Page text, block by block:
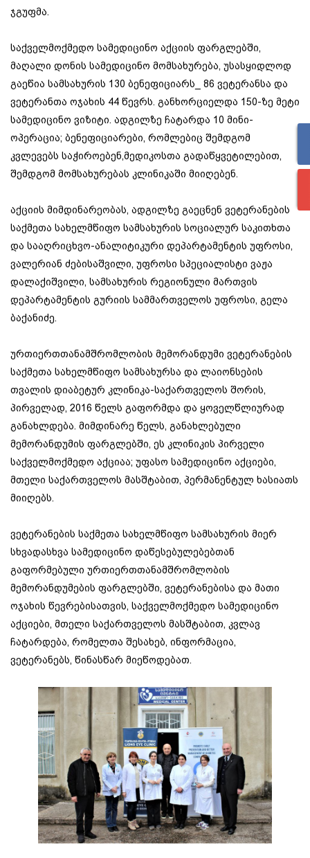
ჯგუფმა.
საქველმოქმედო სამედიცინო აქციის ფარგლებში,
მაღალი დონის სამედიცინო მომსახურება, უსასყიდლოდ
გაეწია სამსახურის 130 ბენეფიციარს_ 86 ვეტერანსა და
ვეტერანთა ოჯახის 44 წევრს. განხორციელდა 150-ზე მეტი
სამედიცინო ვიზიტი. ადგილზე ჩატარდა 10 მინი-
ოპერაცია; ბენეფიციარები, რომლებიც შემდგომ
კვლევებს საჭიროებენ,მედიკოსთა გადაწყვეტილებით,
შემდგომ მომსახურებას კლინიკაში მიიღებენ.
აქციის მიმდინარეობას, ადგილზე გაეცნენ ვეტერანების
საქმეთა სახელმწიფო სამსახურის სოციალურ საკითხთა
და სააღრიცხვო-ანალიტიკური დეპარტამენტის უფროსი,
ვალერიან ძებისაშვილი, უფროსი სპეციალისტი ვაჟა
დალაქიშვილი, სამსახურის რეგიონული მართვის
დეპარტამენტის გურიის სამმართველოს უფროსი, გელა
ბაქანიძე.
ურთიერთთანამშრომლობის მემორანდუმი ვეტერანების
საქმეთა სახელმწიფო სამსახურსა და ლაიონსების
თვალის დიაბეტურ კლინიკა-საქართველოს შორის,
პირველად, 2016 წელს გაფორმდა და ყოველწლიურად
განახლდება. მიმდინარე წელს, განახლებული
მემორანდუმის ფარგლებში, ეს კლინიკის პირველი
საქველმოქმედო აქციაა; უფასო სამედიცინო აქციები,
მთელი საქართველოს მასშტაბით, პერმანენტულ ხასიათს
მიიღებს.
ვეტერანების საქმეთა სახელმწიფო სამსახურის მიერ
სხვადასხვა სამედიცინო დაწესებულებებთან
გაფორმებული ურთიერთთანამშრომლობის
მემორანდუმების ფარგლებში, ვეტერანებისა და მათი
ოჯახის წევრებისათვის, საქველმოქმედო სამედიცინო
აქციები, მთელი საქართველოს მასშტაბით, კვლავ
ჩატარდება, რომელთა შესახებ, ინფორმაცია,
ვეტერანებს, წინასწარ მიეწოდებათ.